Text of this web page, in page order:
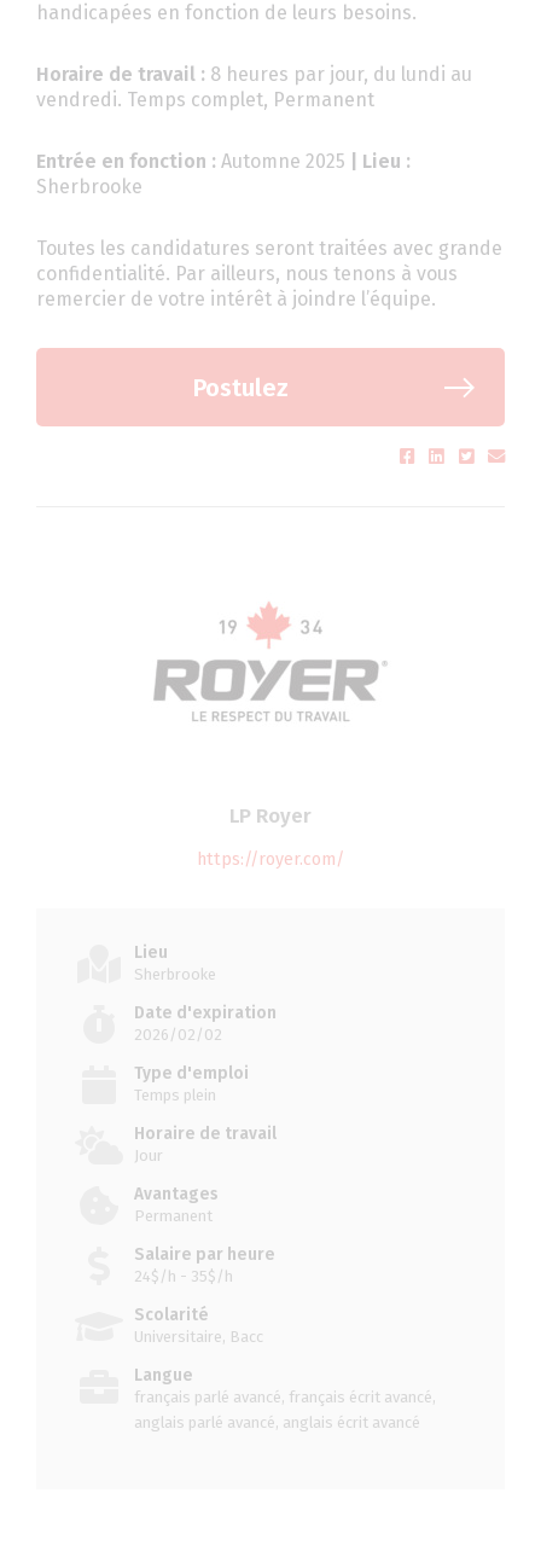
handicapées en fonction de leurs besoins.
Horaire de travail : 8 heures par jour, du lundi au
vendredi. Temps complet, Permanent
Entrée en fonction : Automne 2025 | Lieu :
Sherbrooke
Toutes les candidatures seront traitées avec grande
confidentialité. Par ailleurs, nous tenons à vous
remercier de votre intérêt à joindre l’équipe.
Postulez
LP Royer
https://royer.com/
Lieu
Sherbrooke
Date d'expiration
2026/02/02
Type d'emploi
Temps plein
Horaire de travail
Jour
Avantages
Permanent
Salaire par heure
24$/h - 35$/h
Scolarité
Universitaire, Bacc
Langue
français parlé avancé, français écrit avancé,
anglais parlé avancé, anglais écrit avancé